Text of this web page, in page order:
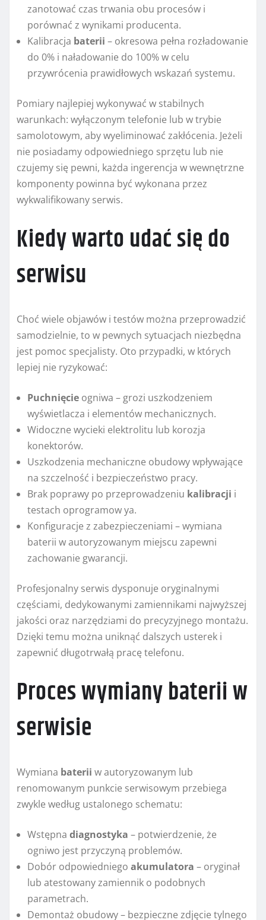
zanotować czas trwania obu procesów i
porównać z wynikami producenta.
Kalibracja baterii – okresowa pełna rozładowanie
do 0% i naładowanie do 100% w celu
przywrócenia prawidłowych wskazań systemu.
Pomiary najlepiej wykonywać w stabilnych
warunkach: wyłączonym telefonie lub w trybie
samolotowym, aby wyeliminować zakłócenia. Jeżeli
nie posiadamy odpowiedniego sprzętu lub nie
czujemy się pewni, każda ingerencja w wewnętrzne
komponenty powinna być wykonana przez
wykwalifikowany serwis.
Kiedy warto udać się do
serwisu
Choć wiele objawów i testów można przeprowadzić
samodzielnie, to w pewnych sytuacjach niezbędna
jest pomoc specjalisty. Oto przypadki, w których
lepiej nie ryzykować:
Puchnięcie ogniwa – grozi uszkodzeniem
wyświetlacza i elementów mechanicznych.
Widoczne wycieki elektrolitu lub korozja
konektorów.
Uszkodzenia mechaniczne obudowy wpływające
na szczelność i bezpieczeństwo pracy.
Brak poprawy po przeprowadzeniu kalibracji i
testach oprogramow ya.
Konfiguracje z zabezpieczeniami – wymiana
baterii w autoryzowanym miejscu zapewni
zachowanie gwarancji.
Profesjonalny serwis dysponuje oryginalnymi
częściami, dedykowanymi zamiennikami najwyższej
jakości oraz narzędziami do precyzyjnego montażu.
Dzięki temu można uniknąć dalszych usterek i
zapewnić długotrwałą pracę telefonu.
Proces wymiany baterii w
serwisie
Wymiana baterii w autoryzowanym lub
renomowanym punkcie serwisowym przebiega
zwykle według ustalonego schematu:
Wstępna diagnostyka – potwierdzenie, że
ogniwo jest przyczyną problemów.
Dobór odpowiedniego akumulatora – oryginał
lub atestowany zamiennik o podobnych
parametrach.
Demontaż obudowy – bezpieczne zdjęcie tylnego